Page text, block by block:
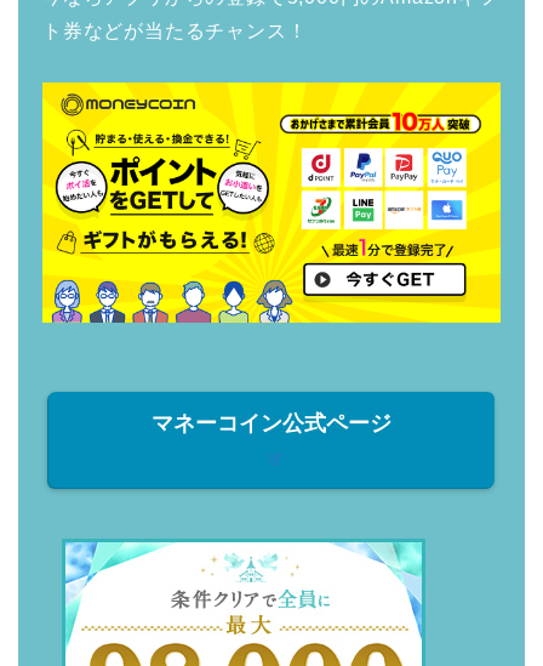
ト券などが当たるチャンス！
マネーコイン公式ページ